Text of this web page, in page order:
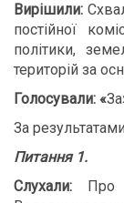
Вирішили:
постійної
політики,
територій за
Голосували: «За
За
Питання 1.
Слухали: Про